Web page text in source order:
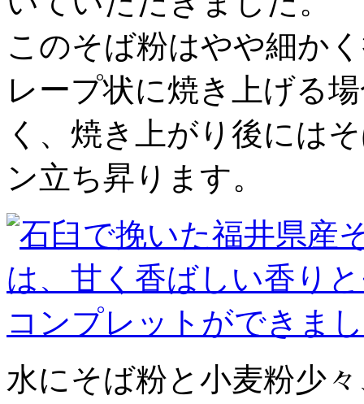
このそば粉はやや細か
レープ状に焼き上げる
く、焼き上がり後には
ン立ち昇ります。
水にそば粉と小麦粉少